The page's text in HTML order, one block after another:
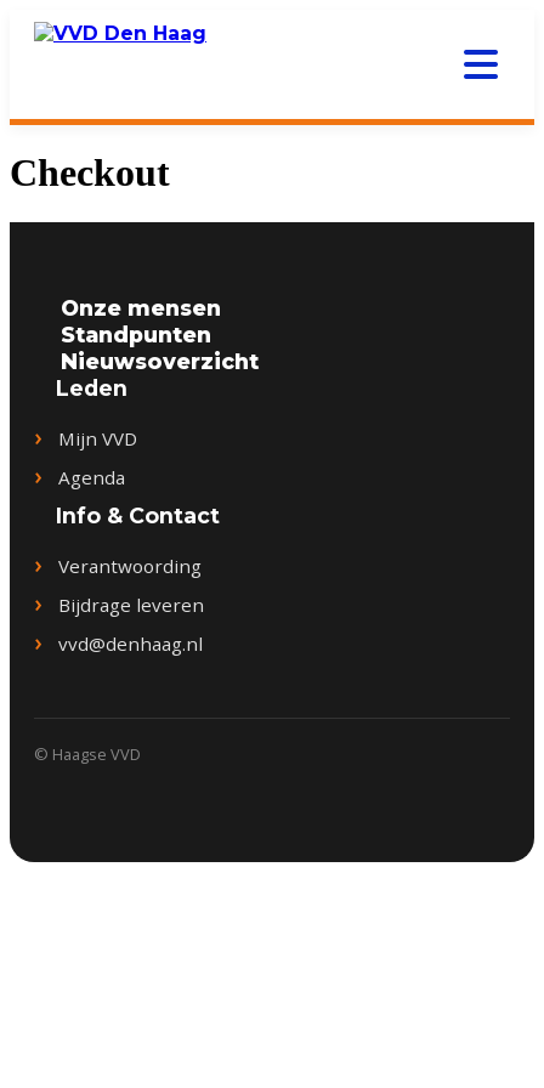
Checkout
Onze mensen
Standpunten
Nieuwsoverzicht
Leden
Mijn VVD
Agenda
Info & Contact
Verantwoording
Bijdrage leveren
vvd@denhaag.nl
© Haagse VVD